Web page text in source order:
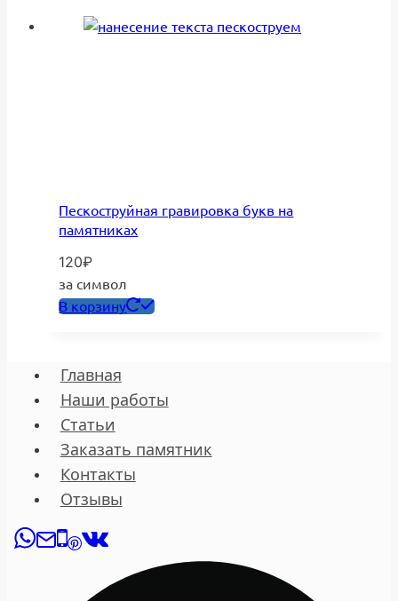
Пескоструйная гравировка букв на
памятниках
120₽
за символ
В корзину
Главная
Наши работы
Статьи
Заказать памятник
Контакты
Отзывы